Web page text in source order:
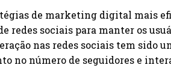
de marketing digital mais
redes sociais para manter os
nas redes sociais tem sido
no número de seguidores e